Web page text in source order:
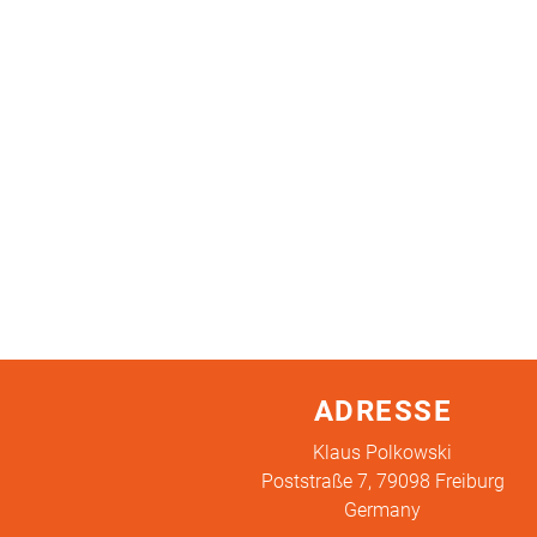
ADRESSE
Klaus Polkowski
Poststraße 7, 79098 Freiburg
Germany